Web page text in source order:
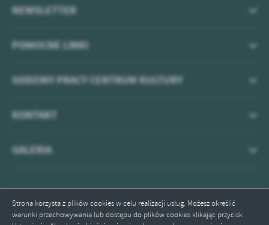
Strona korzysta z plików cookies w celu realizacji usług. Możesz określić
warunki przechowywania lub dostępu do plików cookies klikając przycisk
POMOCNE LINKI
NEWSLETTER
GODZINY PRACY CENTRUM KULTURY
KONTAKT
GALERIA